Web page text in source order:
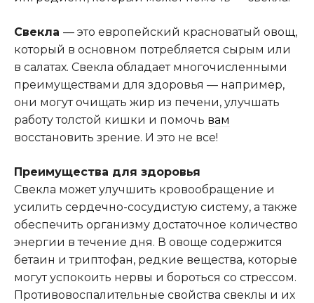
Свекла — это европейский красноватый овощ,
который в основном потребляется сырым или
в салатах. Свекла обладает многочисленными
преимуществами для здоровья — например,
они могут очищать жир из печени, улучшать
работу толстой кишки и помочь вам
восстановить зрение. И это не все!
Преимущества для здоровья
Свекла может улучшить кровообращение и
усилить сердечно-сосудистую систему, а также
обеспечить организму достаточное количество
энергии в течение дня. В овоще содержится
бетаин и триптофан, редкие вещества, которые
могут успокоить нервы и бороться со стрессом.
Противовоспалительные свойства свеклы и их